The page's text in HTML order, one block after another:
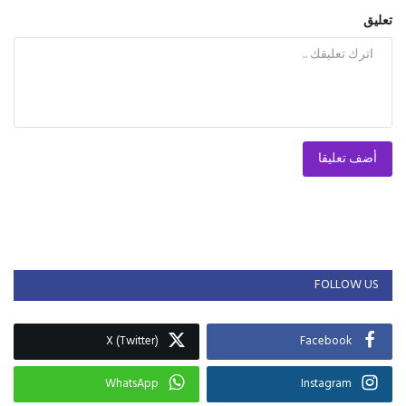
تعليق
أضف تعليقا
FOLLOW US
Facebook
X (Twitter)
Instagram
WhatsApp